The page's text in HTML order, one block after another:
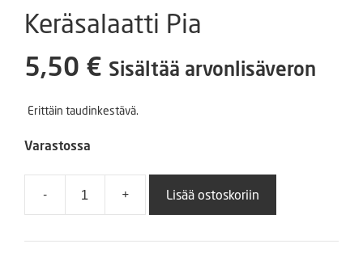
Keräsalaatti Pia
5,50 € Sisältää arvonlisäveron
Erittäin taudinkestävä.
Varastossa
-
Keräsalaatti
määrä
+ Lisää ostoskoriin